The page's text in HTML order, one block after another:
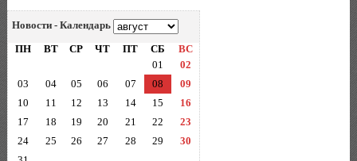
Новости - Календарь
ПН
ВТ СР ЧТ ПТ СБ
ВС
01
02
03
04 05 06 07 08
09
10
11 12 13 14 15
16
17
18 19 20 21 22
23
24
25 26 27 28 29
30